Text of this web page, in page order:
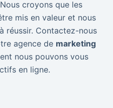
croyons que les
mis en valeur et nous
réussir. Contactez-nous
agence de marketing
nous pouvons vous
en ligne.